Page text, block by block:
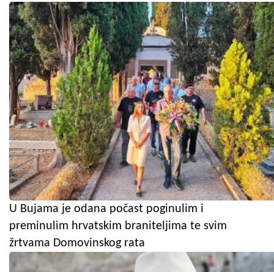
U Bujama je odana počast poginulim i
preminulim hrvatskim braniteljima te svim
žrtvama Domovinskog rata